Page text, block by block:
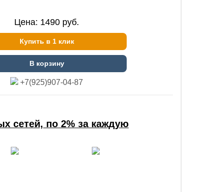
Цена: 1490 руб.
Купить в 1 клик
В корзину
+7(925)907-04-87
сетей, по 2% за каждую